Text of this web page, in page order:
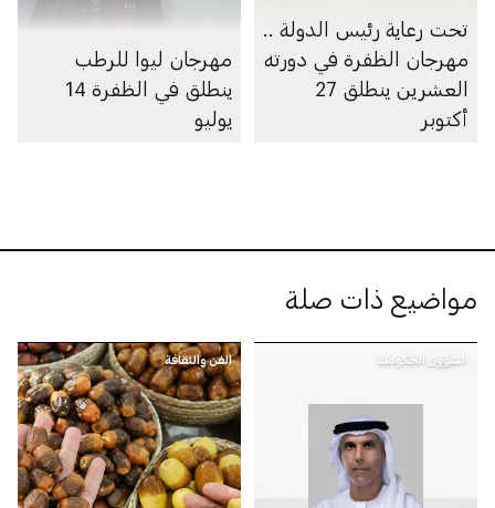
تحت رعاية رئيس الدولة ..
مهرجان الظفرة في دورته
العشرين ينطلق 27
أكتوبر
مهرجان ليوا للرطب
ينطلق في الظفرة 14
يوليو
مواضيع ذات صلة
الشؤون الحكومية الفن والثقافة